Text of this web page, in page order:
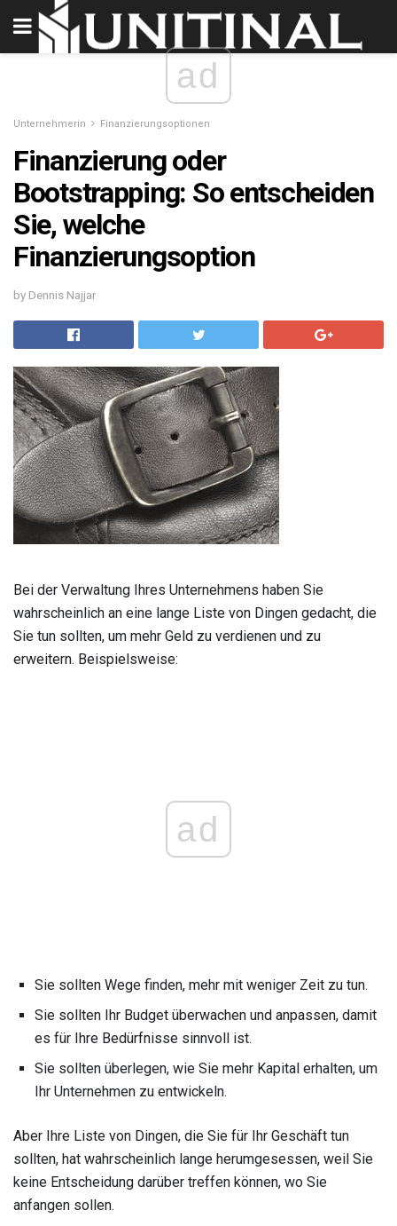
ad
Unternehmerin Finanzierungsoptionen
Finanzierung oder
Bootstrapping: So entscheiden
Sie, welche
Finanzierungsoption
by Dennis Najjar
Bei der Verwaltung Ihres Unternehmens haben Sie
wahrscheinlich an eine lange Liste von Dingen gedacht, die
Sie tun sollten, um mehr Geld zu verdienen und zu
erweitern. Beispielsweise:
ad
Sie sollten Wege finden, mehr mit weniger Zeit zu tun.
Sie sollten Ihr Budget überwachen und anpassen, damit
es für Ihre Bedürfnisse sinnvoll ist.
Sie sollten überlegen, wie Sie mehr Kapital erhalten, um
Ihr Unternehmen zu entwickeln.
Aber Ihre Liste von Dingen, die Sie für Ihr Geschäft tun
sollten, hat wahrscheinlich lange herumgesessen, weil Sie
keine Entscheidung darüber treffen können, wo Sie
anfangen sollen.